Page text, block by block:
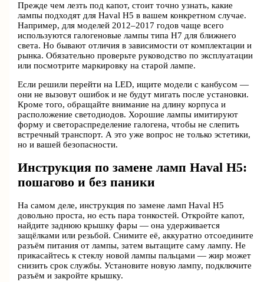
Прежде чем лезть под капот, стоит точно узнать, какие
лампы подходят для Haval H5 в вашем конкретном случае.
Например, для моделей 2012–2017 годов чаще всего
используются галогеновые лампы типа H7 для ближнего
света. Но бывают отличия в зависимости от комплектации и
рынка. Обязательно проверьте руководство по эксплуатации
или посмотрите маркировку на старой лампе.
Если решили перейти на LED, ищите модели с канбусом —
они не вызовут ошибок и не будут мигать после установки.
Кроме того, обращайте внимание на длину корпуса и
расположение светодиодов. Хорошие лампы имитируют
форму и светораспределение галогена, чтобы не слепить
встречный транспорт. А это уже вопрос не только эстетики,
но и вашей безопасности.
Инструкция по замене ламп Haval H5:
пошагово и без паники
На самом деле, инструкция по замене ламп Haval H5
довольно проста, но есть пара тонкостей. Откройте капот,
найдите заднюю крышку фары — она удерживается
защёлками или резьбой. Снимите её, аккуратно отсоедините
разъём питания от лампы, затем вытащите саму лампу. Не
прикасайтесь к стеклу новой лампы пальцами — жир может
снизить срок службы. Установите новую лампу, подключите
разъём и закройте крышку.